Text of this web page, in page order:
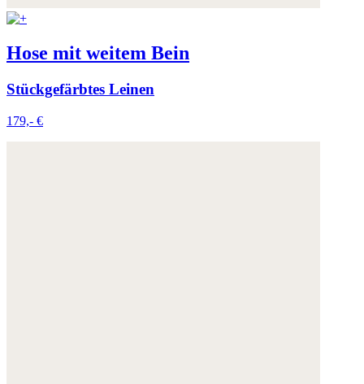
Hose mit weitem Bein
Stückgefärbtes Leinen
179,- €